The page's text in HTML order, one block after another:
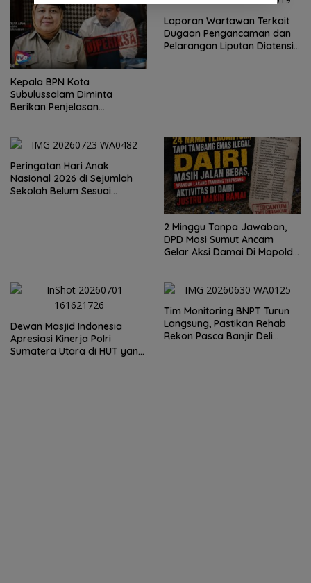
Kepala BPN Kota
Subulussalam Diminta
Berikan Penjelasan
Kepastian
Laporan Wartawan Terkait
Dugaan Pengancaman dan
Pelarangan Liputan Diatensi
Peringatan Hari Anak
Nasional 2026 di Sejumlah
Sekolah Belum Sesuai
2 Minggu Tanpa Jawaban,
DPD Mosi Sumut Ancam
Gelar Aksi Damai Di Mapolda
Sumut Irjen Whisnu
Dewan Masjid Indonesia
Apresiasi Kinerja Polri
Sumatera Utara di HUT yang
Tim Monitoring BNPT Turun
Langsung, Pastikan Rehab
Rekon Pasca Banjir Deli